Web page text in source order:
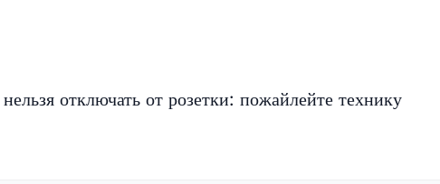
отключать от розетки: пожайлейте технику